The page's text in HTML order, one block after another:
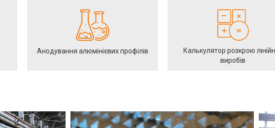
Анодування алюмінієвих профілів
Калькулятор розкрою
виробів